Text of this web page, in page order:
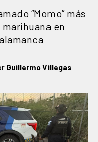
“Momo” más
en
Guillermo Villegas